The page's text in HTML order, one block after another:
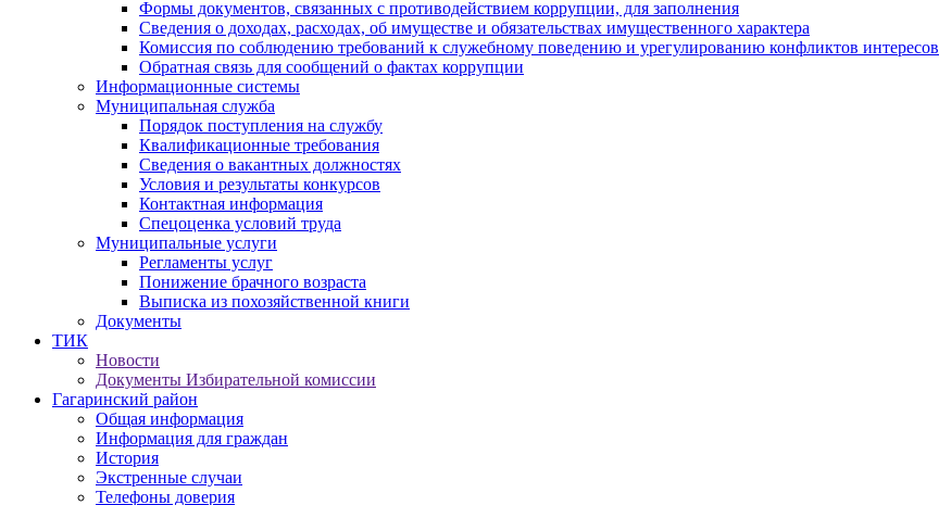
Формы документов, связанных с противодействием коррупции, для заполнения
Сведения о доходах, расходах, об имуществе и обязательствах имущественного характера
Комиссия по соблюдению требований к служебному поведению и урегулированию конфликтов интересов
Обратная связь для сообщений о фактах коррупции
Информационные системы
Муниципальная служба
Порядок поступления на службу
Квалификационные требования
Сведения о вакантных должностях
Условия и результаты конкурсов
Контактная информация
Спецоценка условий труда
Муниципальные услуги
Регламенты услуг
Понижение брачного возраста
Выписка из похозяйственной книги
Документы
ТИК
Новости
Документы Избирательной комиссии
Гагаринский район
Общая информация
Информация для граждан
История
Экстренные случаи
Телефоны доверия